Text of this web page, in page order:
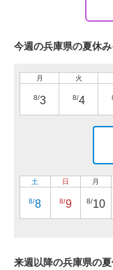
今週の兵庫県の夏休
月
8/3
火
8/4
土
8/8
日
8/9
月
8/10
来週以降の兵庫県の